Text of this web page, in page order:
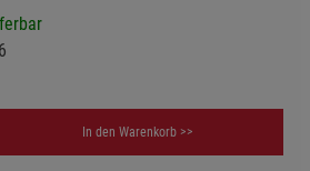
In den Warenkorb >>